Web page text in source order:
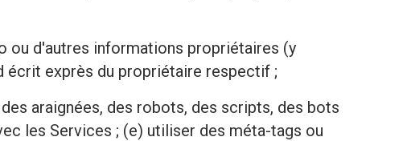
ou d'autres informations propriétaires (y
écrit exprès du propriétaire respectif ;
araignées, des robots, des scripts, des bots
les Services ; (e) utiliser des méta-tags ou